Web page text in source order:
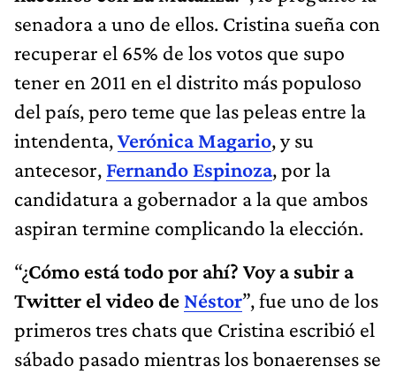
senadora a uno de ellos. Cristina sueña con
recuperar el 65% de los votos que supo
tener en 2011 en el distrito más populoso
del país, pero teme que las peleas entre la
intendenta,Verónica Magario, y su
antecesor, Fernando Espinoza, por la
candidatura a gobernador a la que ambos
aspiran termine complicando la elección.
“¿Cómo está todo por ahí? Voy a subir a
Twitter el video de Néstor”, fue uno de los
primeros tres chats que Cristina escribió el
sábado pasado mientras los bonaerenses se